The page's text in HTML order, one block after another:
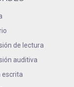
de lectura
auditiva
escrita